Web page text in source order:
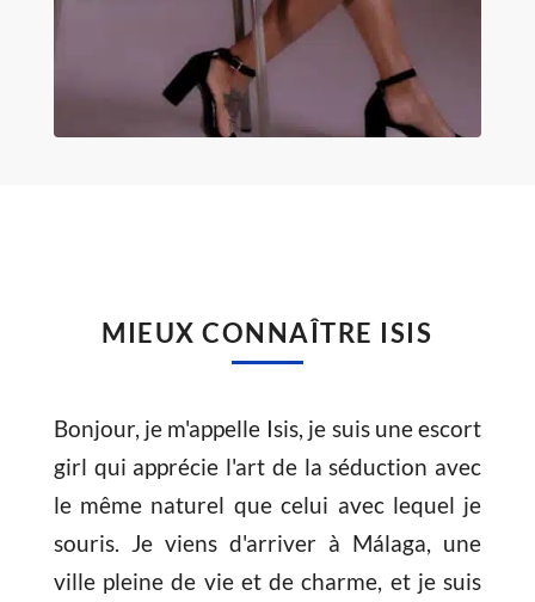
MIEUX CONNAÎTRE ISIS
Bonjour, je m'appelle Isis, je suis une escort
girl qui apprécie l'art de la séduction avec
le même naturel que celui avec lequel je
souris. Je viens d'arriver à Málaga, une
ville pleine de vie et de charme, et je suis